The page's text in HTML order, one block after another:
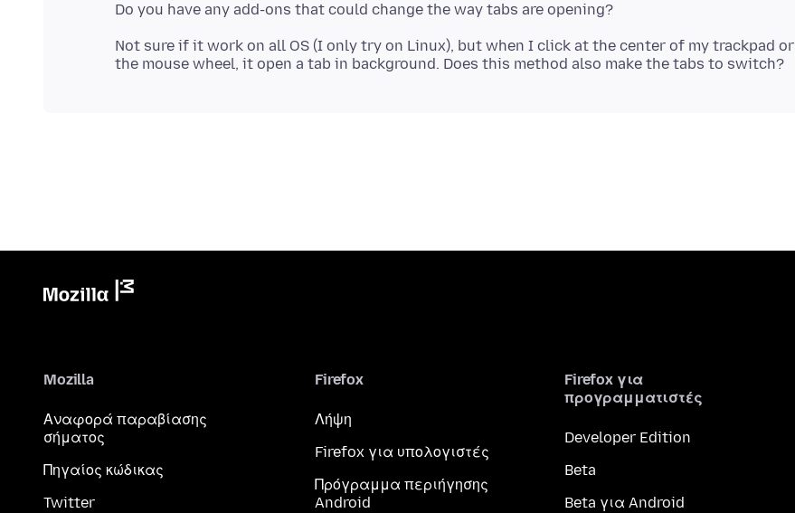
Not sure if it work on all OS (I only try on Linux), but when I click at the center of my trackpad or
Mozilla
Αναφορά παραβίασης
σήματος
Πηγαίος κώδικας
Twitter
Firefox
Λήψη
Firefox για υπολογιστές
Πρόγραμμα περιήγησης
Android
Firefox για
προγραμματιστές
Developer Edition
Beta
Beta για Android